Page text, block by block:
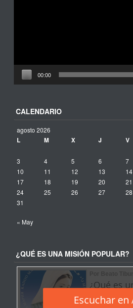
00:00
CALENDARIO
agosto 2026
L M X J V
3
4 5 6 7
10
11 12 13 14
17
18 19 20 21
24
25 26 27 28
31
« May
¿QUÉ ES UNA MISIÓN POPULAR?